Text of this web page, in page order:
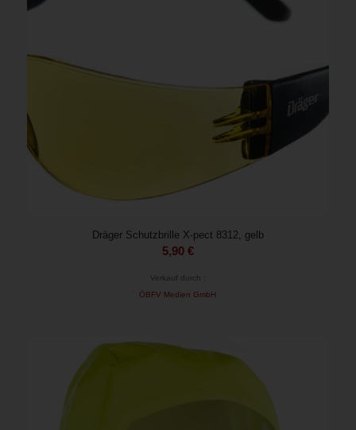
Dräger Schutzbrille X-pect 8312, gelb
5,90 €
Verkauf durch :
ÖBFV Medien GmbH